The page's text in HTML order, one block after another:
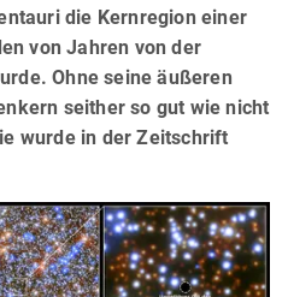
die Kernregion einer
von Jahren von der
Ohne seine äußeren
seither so gut wie nicht
wurde in der Zeitschrift